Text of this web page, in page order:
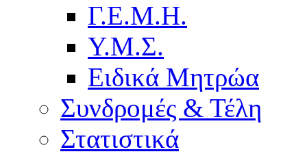
Γ.Ε.Μ.Η.
Υ.Μ.Σ.
Ειδικά Μητρώα
Συνδρομές & Τέλη
Στατιστικά